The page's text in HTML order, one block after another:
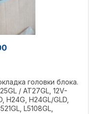
головки блока.
/ AT27GL, 12V-
H24G, H24GL/GLD,
L5108GL,